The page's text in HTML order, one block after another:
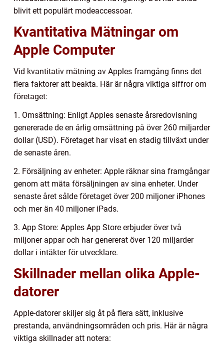
blivit ett populärt modeaccessoar.
Kvantitativa Mätningar om
Apple Computer
Vid kvantitativ mätning av Apples framgång finns det
flera faktorer att beakta. Här är några viktiga siffror om
företaget:
1. Omsättning: Enligt Apples senaste årsredovisning
genererade de en årlig omsättning på över 260 miljarder
dollar (USD). Företaget har visat en stadig tillväxt under
de senaste åren.
2. Försäljning av enheter: Apple räknar sina framgångar
genom att mäta försäljningen av sina enheter. Under
senaste året sålde företaget över 200 miljoner iPhones
och mer än 40 miljoner iPads.
3. App Store: Apples App Store erbjuder över två
miljoner appar och har genererat över 120 miljarder
dollar i intäkter för utvecklare.
Skillnader mellan olika Apple-
datorer
Apple-datorer skiljer sig åt på flera sätt, inklusive
prestanda, användningsområden och pris. Här är några
viktiga skillnader att notera: